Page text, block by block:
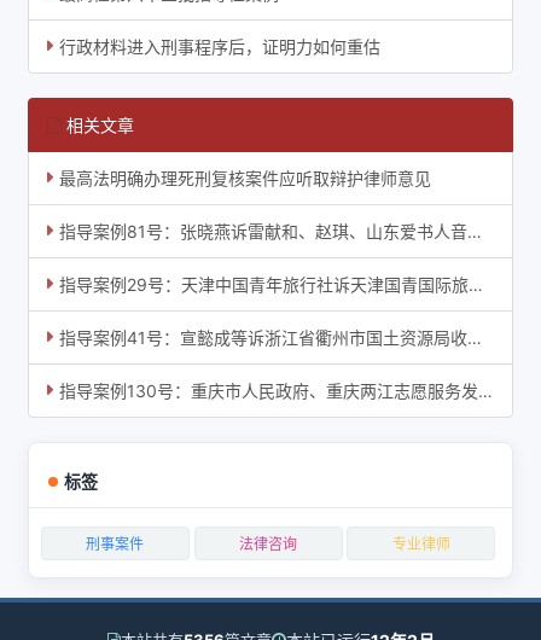
行政材料进入刑事程序后，证明力如何重估
相关文章
最高法明确办理死刑复核案件应听取辩护律师意见
指导案例81号：张晓燕诉雷献和、赵琪、山东爱书人音像图书有限公司著作权侵权纠纷案
指导案例29号：天津中国青年旅行社诉天津国青国际旅行社擅自使用他人企业名称纠纷案
指导案例41号：宣懿成等诉浙江省衢州市国土资源局收回国有土地使用权案
指导案例130号：重庆市人民政府、重庆两江志愿服务发展中心诉重庆藏金阁物业管理有限公司
标签
刑事案件 法律咨询 专业律师